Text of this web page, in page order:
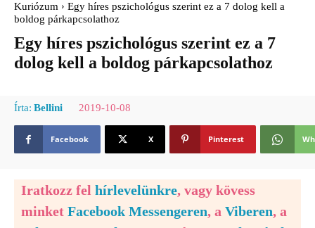
Kuriózum
Egy híres pszichológus szerint ez a 7 dolog kell a
boldog párkapcsolathoz
Egy híres pszichológus szerint ez a 7
dolog kell a boldog párkapcsolathoz
Írta: Bellini 2019-10-08
Facebook X Pinterest
Iratkozz fel hírlevelünkre, vagy kövess
minket Facebook Messengeren, a Viberen, a